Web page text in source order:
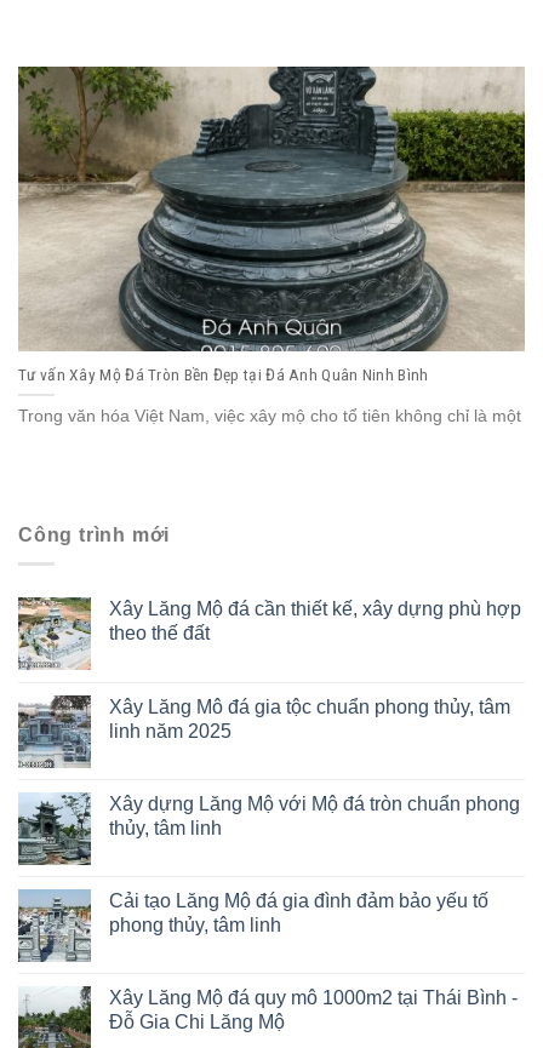
Tư vấn Xây Mộ Đá Tròn Bền Đẹp tại Đá Anh Quân Ninh Bình
Trong văn hóa Việt Nam, việc xây mộ cho tổ tiên không chỉ là một
Công trình mới
Xây Lăng Mộ đá cần thiết kế, xây dựng phù hợp
theo thế đất
Xây Lăng Mô đá gia tộc chuẩn phong thủy, tâm
linh năm 2025
Xây dựng Lăng Mộ với Mộ đá tròn chuẩn phong
thủy, tâm linh
Cải tạo Lăng Mộ đá gia đình đảm bảo yếu tố
phong thủy, tâm linh
Xây Lăng Mộ đá quy mô 1000m2 tại Thái Bình -
Đỗ Gia Chi Lăng Mộ